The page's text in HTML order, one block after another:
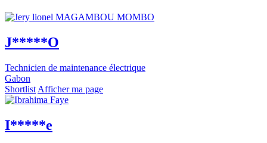
J*****O
Technicien de maintenance électrique
Gabon
Shortlist Afficher ma page
I*****e